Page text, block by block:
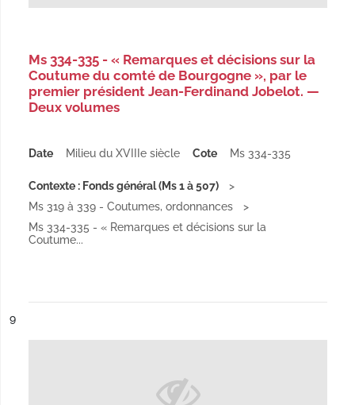
Ms 334-335 - « Remarques et décisions sur la
Coutume du comté de Bourgogne », par le
premier président Jean-Ferdinand Jobelot. —
Deux volumes
Date Milieu du XVIIIe siècle Cote Ms 334-335
Contexte : Fonds général (Ms 1 à 507)
Ms 319 à 339 - Coutumes, ordonnances
Ms 334-335 - « Remarques et décisions sur la
Coutume...
n°
9